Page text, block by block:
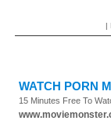
|
WATCH PORN
15 Minutes Free To